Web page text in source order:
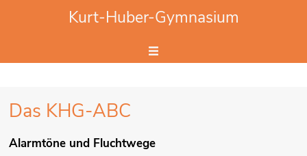
Kurt-Huber-Gymnasium
Das KHG-ABC
Alarmtöne und Fluchtwege
Website durchsuchen
Hier Suchbegriff eingeben.